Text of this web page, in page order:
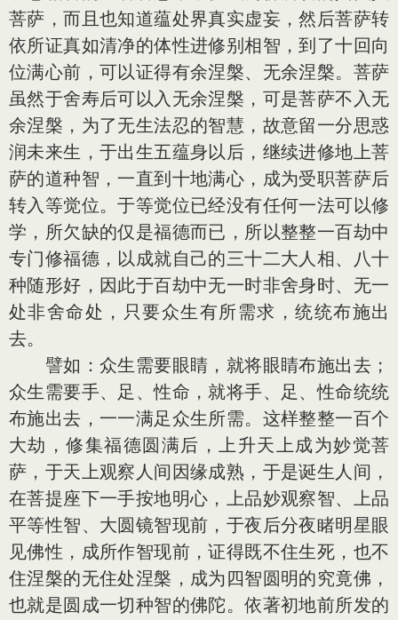
菩萨，而且也知道蕴处界真实虚妄，然后菩萨转
依所证真如清净的体性进修别相智，到了十回向
位满心前，可以证得有余涅槃、无余涅槃。菩萨
虽然于舍寿后可以入无余涅槃，可是菩萨不入无
余涅槃，为了无生法忍的智慧，故意留一分思惑
润未来生，于出生五蕴身以后，继续进修地上菩
萨的道种智，一直到十地满心，成为受职菩萨后
转入等觉位。于等觉位已经没有任何一法可以修
学，所欠缺的仅是福德而已，所以整整一百劫中
专门修福德，以成就自己的三十二大人相、八十
种随形好，因此于百劫中无一时非舍身时、无一
处非舍命处，只要众生有所需求，统统布施出
去。
譬如：众生需要眼睛，就将眼睛布施出去；
众生需要手、足、性命，就将手、足、性命统统
布施出去，一一满足众生所需。这样整整一百个
大劫，修集福德圆满后，上升天上成为妙觉菩
萨，于天上观察人间因缘成熟，于是诞生人间，
在菩提座下一手按地明心，上品妙观察智、上品
平等性智、大圆镜智现前，于夜后分夜睹明星眼
见佛性，成所作智现前，证得既不住生死，也不
住涅槃的无住处涅槃，成为四智圆明的究竟佛，
也就是圆成一切种智的佛陀。依著初地前所发的